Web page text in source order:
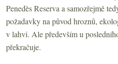
Penedès Reserva a samozřejmě
požadavky na původ hroznů,
v lahvi. Ale především u
překračuje.